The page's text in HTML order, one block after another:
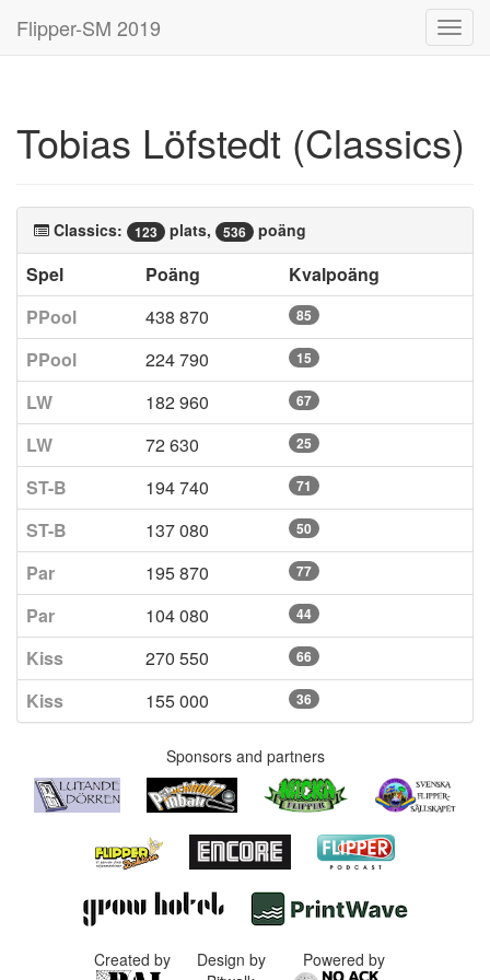
Flipper-SM 2019
Tobias Löfstedt (Classics)
Classics: 123 plats, 536 poäng
Spel Poäng
Kvalpoäng
PPool
438 870 85
PPool 224 790 15
LW 182 960 67
LW 72 630 25
ST-B 194 740 71
ST-B 137 080 50
Par 195 870 77
Par 104 080 44
Kiss 270 550 66
Kiss 155 000 36
Sponsors and partners
Created by
Design by
Powered by